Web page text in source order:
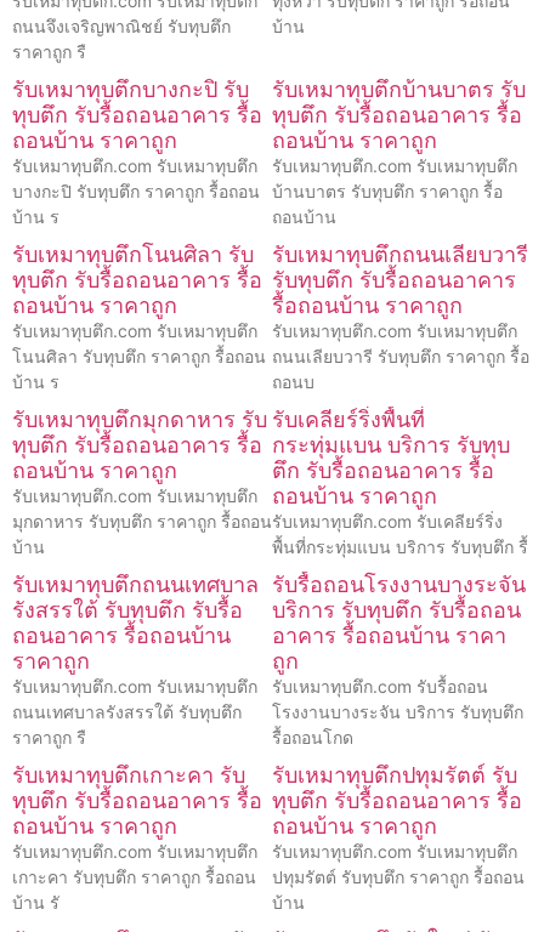
ถนนจึงเจริญพาณิชย์ รับทุบตึก
ราคาถูก รื
บ้าน
รับเหมาทุบตึกบางกะปิ รับ
ทุบตึก รับรื้อถอนอาคาร รื้อ
ถอนบ้าน ราคาถูก
รับเหมาทุบตึก.com รับเหมาทุบตึก
บางกะปิ รับทุบตึก ราคาถูก รื้อถอน
บ้าน ร
รับเหมาทุบตึกบ้านบาตร รับ
ทุบตึก รับรื้อถอนอาคาร รื้อ
ถอนบ้าน ราคาถูก
รับเหมาทุบตึก.com รับเหมาทุบตึก
บ้านบาตร รับทุบตึก ราคาถูก รื้อ
ถอนบ้าน
รับเหมาทุบตึกโนนศิลา รับ
ทุบตึก รับรื้อถอนอาคาร รื้อ
ถอนบ้าน ราคาถูก
รับเหมาทุบตึก.com รับเหมาทุบตึก
โนนศิลา รับทุบตึก ราคาถูก รื้อถอน
บ้าน ร
รับเหมาทุบตึกถนนเลียบวารี
รับทุบตึก รับรื้อถอนอาคาร
รื้อถอนบ้าน ราคาถูก
รับเหมาทุบตึก.com รับเหมาทุบตึก
ถนนเลียบวารี รับทุบตึก ราคาถูก รื้อ
ถอนบ
รับเหมาทุบตึกมุกดาหาร รับ
ทุบตึก รับรื้อถอนอาคาร รื้อ
ถอนบ้าน ราคาถูก
รับเหมาทุบตึก.com รับเหมาทุบตึก
มุกดาหาร รับทุบตึก ราคาถูก รื้อถอน
บ้าน
รับเคลียร์ริ่งพื้นที่
กระทุ่มแบน บริการ รับทุบ
ตึก รับรื้อถอนอาคาร รื้อ
ถอนบ้าน ราคาถูก
รับเหมาทุบตึก.com รับเคลียร์ริ่ง
พื้นที่กระทุ่มแบน บริการ รับทุบตึก รื้
รับเหมาทุบตึกถนนเทศบาล
รังสรรใต้ รับทุบตึก รับรื้อ
ถอนอาคาร รื้อถอนบ้าน
ราคาถูก
รับเหมาทุบตึก.com รับเหมาทุบตึก
ถนนเทศบาลรังสรรใต้ รับทุบตึก
ราคาถูก รื
รับรื้อถอนโรงงานบางระจัน
บริการ รับทุบตึก รับรื้อถอน
อาคาร รื้อถอนบ้าน ราคา
ถูก
รับเหมาทุบตึก.com รับรื้อถอน
โรงงานบางระจัน บริการ รับทุบตึก
รื้อถอนโกด
รับเหมาทุบตึกเกาะคา รับ
ทุบตึก รับรื้อถอนอาคาร รื้อ
ถอนบ้าน ราคาถูก
รับเหมาทุบตึก.com รับเหมาทุบตึก
เกาะคา รับทุบตึก ราคาถูก รื้อถอน
บ้าน รั
รับเหมาทุบตึกปทุมรัตต์ รับ
ทุบตึก รับรื้อถอนอาคาร รื้อ
ถอนบ้าน ราคาถูก
รับเหมาทุบตึก.com รับเหมาทุบตึก
ปทุมรัตต์ รับทุบตึก ราคาถูก รื้อถอน
บ้าน